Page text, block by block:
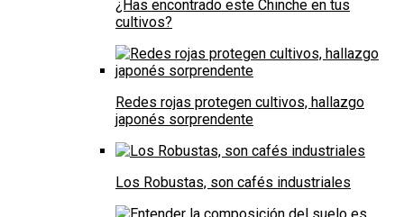
¿Has encontrado este Chinche en tus
cultivos?
Redes rojas protegen cultivos, hallazgo
japonés sorprendente
Los Robustas, son cafés industriales